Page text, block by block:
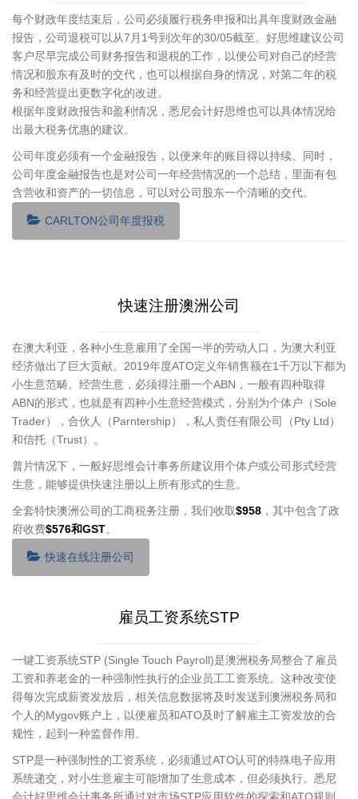
每个财政年度结束后，公司必须履行税务申报和出具年度财政金融
报告，公司退税可以从7月1号到次年的30/05截至。好思维建议公司
客户尽早完成公司财务报告和退税的工作，以便公司对自己的经营
情况和股东有及时的交代，也可以根据自身的情况，对第二年的税
务和经营提出更数字化的改进。
根据年度财政报告和盈利情况，悉尼会计好思维也可以具体情况给
出最大税务优惠的建议。
公司年度必须有一个金融报告，以便来年的账目得以持续。同时，
公司年度金融报告也是对公司一年经营情况的一个总结，里面有包
含营收和资产的一切信息，可以对公司股东一个清晰的交代。
CARLTON公司年度报税
快速注册澳洲公司
在澳大利亚，各种小生意雇用了全国一半的劳动人口，为澳大利亚
经济做出了巨大贡献。2019年度ATO定义年销售额在1千万以下都为
小生意范畴。经营生意，必须得注册一个ABN，一般有四种取得
ABN的形式，也就是有四种小生意经营模式，分别为个体户（Sole
Trader），合伙人（Parntership），私人责任有限公司（Pty Ltd）
和信托（Trust）。
普片情况下，一般好思维会计事务所建议用个体户或公司形式经营
生意，能够提供快速注册以上所有形式的生意。
全套特快澳洲公司的工商税务注册，我们收取$958 ，其中包含了政
府收费$576和GST。
快速在线注册公司
雇员工资系统STP
一键工资系统STP (Single Touch Payroll)是澳洲税务局整合了雇员
工资和养老金的一种强制性执行的企业员工工资系统。这种改变使
得每次完成薪资发放后，相关信息数据将及时发送到澳洲税务局和
个人的Mygov账户上，以便雇员和ATO及时了解雇主工资发放的合
规性，起到一种监督作用。
STP是一种强制性的工资系统，必须通过ATO认可的特殊电子应用
系统递交，对小生意雇主可能增加了生意成本，但必须执行。悉尼
会计好思维会计事务所通过对市场STP应用软件的探索和ATO规则